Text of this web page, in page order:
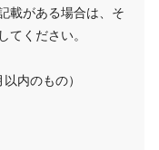
載がある場合は、そ
てください。
内のもの）